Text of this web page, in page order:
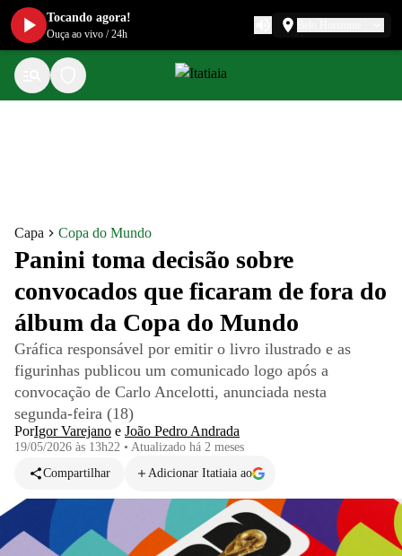
Capa Copa do Mundo
Panini toma decisão sobre
convocados que ficaram de fora do
álbum da Copa do Mundo
Gráfica responsável por emitir o livro ilustrado e as
figurinhas publicou um comunicado logo após a
convocação de Carlo Ancelotti, anunciada nesta
segunda-feira (18)
PorIgor Varejano e João Pedro Andrada
19/05/2026 às 13h22 • Atualizado há 2 meses
Compartilhar
Adicionar Itatiaia ao
Tocando agora!
Ouça ao vivo /24h